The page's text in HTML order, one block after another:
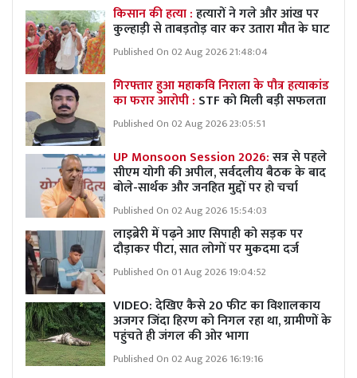
किसान की हत्या :हत्यारों ने गले और आंख पर
कुल्हाड़ी से ताबड़तोड़ वार कर उतारा मौत के घाट
Published On 02 Aug 2026 21:48:04
गिरफ्तार हुआ महाकवि निराला के पौत्र हत्याकांड
का फरार आरोपी : STF को मिली बड़ी सफलता
Published On 02 Aug 2026 23:05:51
UP Monsoon Session 2026:सत्र से पहले
सीएम योगी की अपील, सर्वदलीय बैठक के बाद
बोले-सार्थक और जनहित मुद्दों पर हो चर्चा
Published On 02 Aug 2026 15:54:03
लाइब्रेरी में पढ़ने आए सिपाही को सड़क पर
दौड़ाकर पीटा, सात लोगों पर मुकदमा दर्ज
Published On 01 Aug 2026 19:04:52
VIDEO: देखिए कैसे 20 फीट का विशालकाय
अजगर जिंदा हिरण को निगल रहा था, ग्रामीणों के
पहुंचते ही जंगल की ओर भागा
Published On 02 Aug 2026 16:19:16